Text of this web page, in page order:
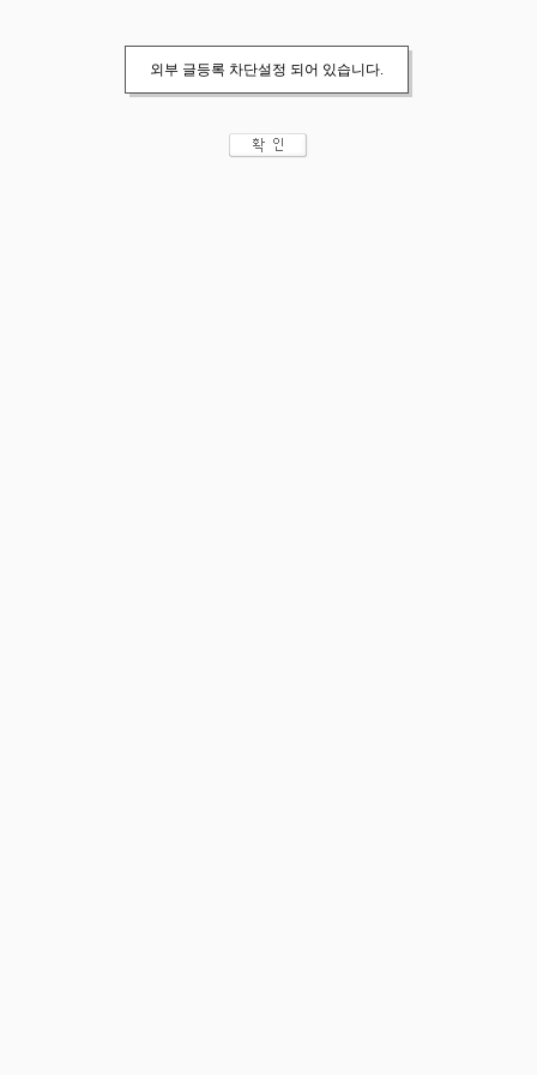
외부 글등록 차단설정 되어 있습니다.